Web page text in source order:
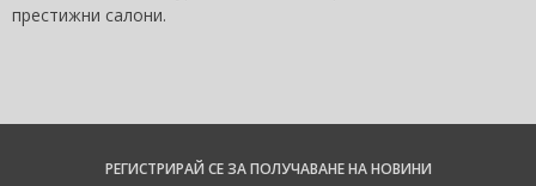
престижни салони.
РЕГИСТРИРАЙ СЕ ЗА ПОЛУЧАВАНЕ НА НОВИНИ